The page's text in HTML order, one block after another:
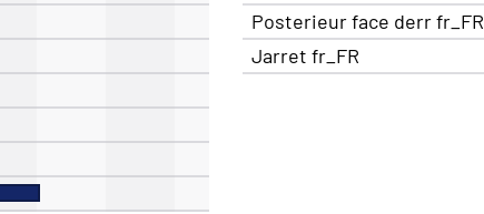
Posterieur face derr fr_FR
Jarret fr_FR